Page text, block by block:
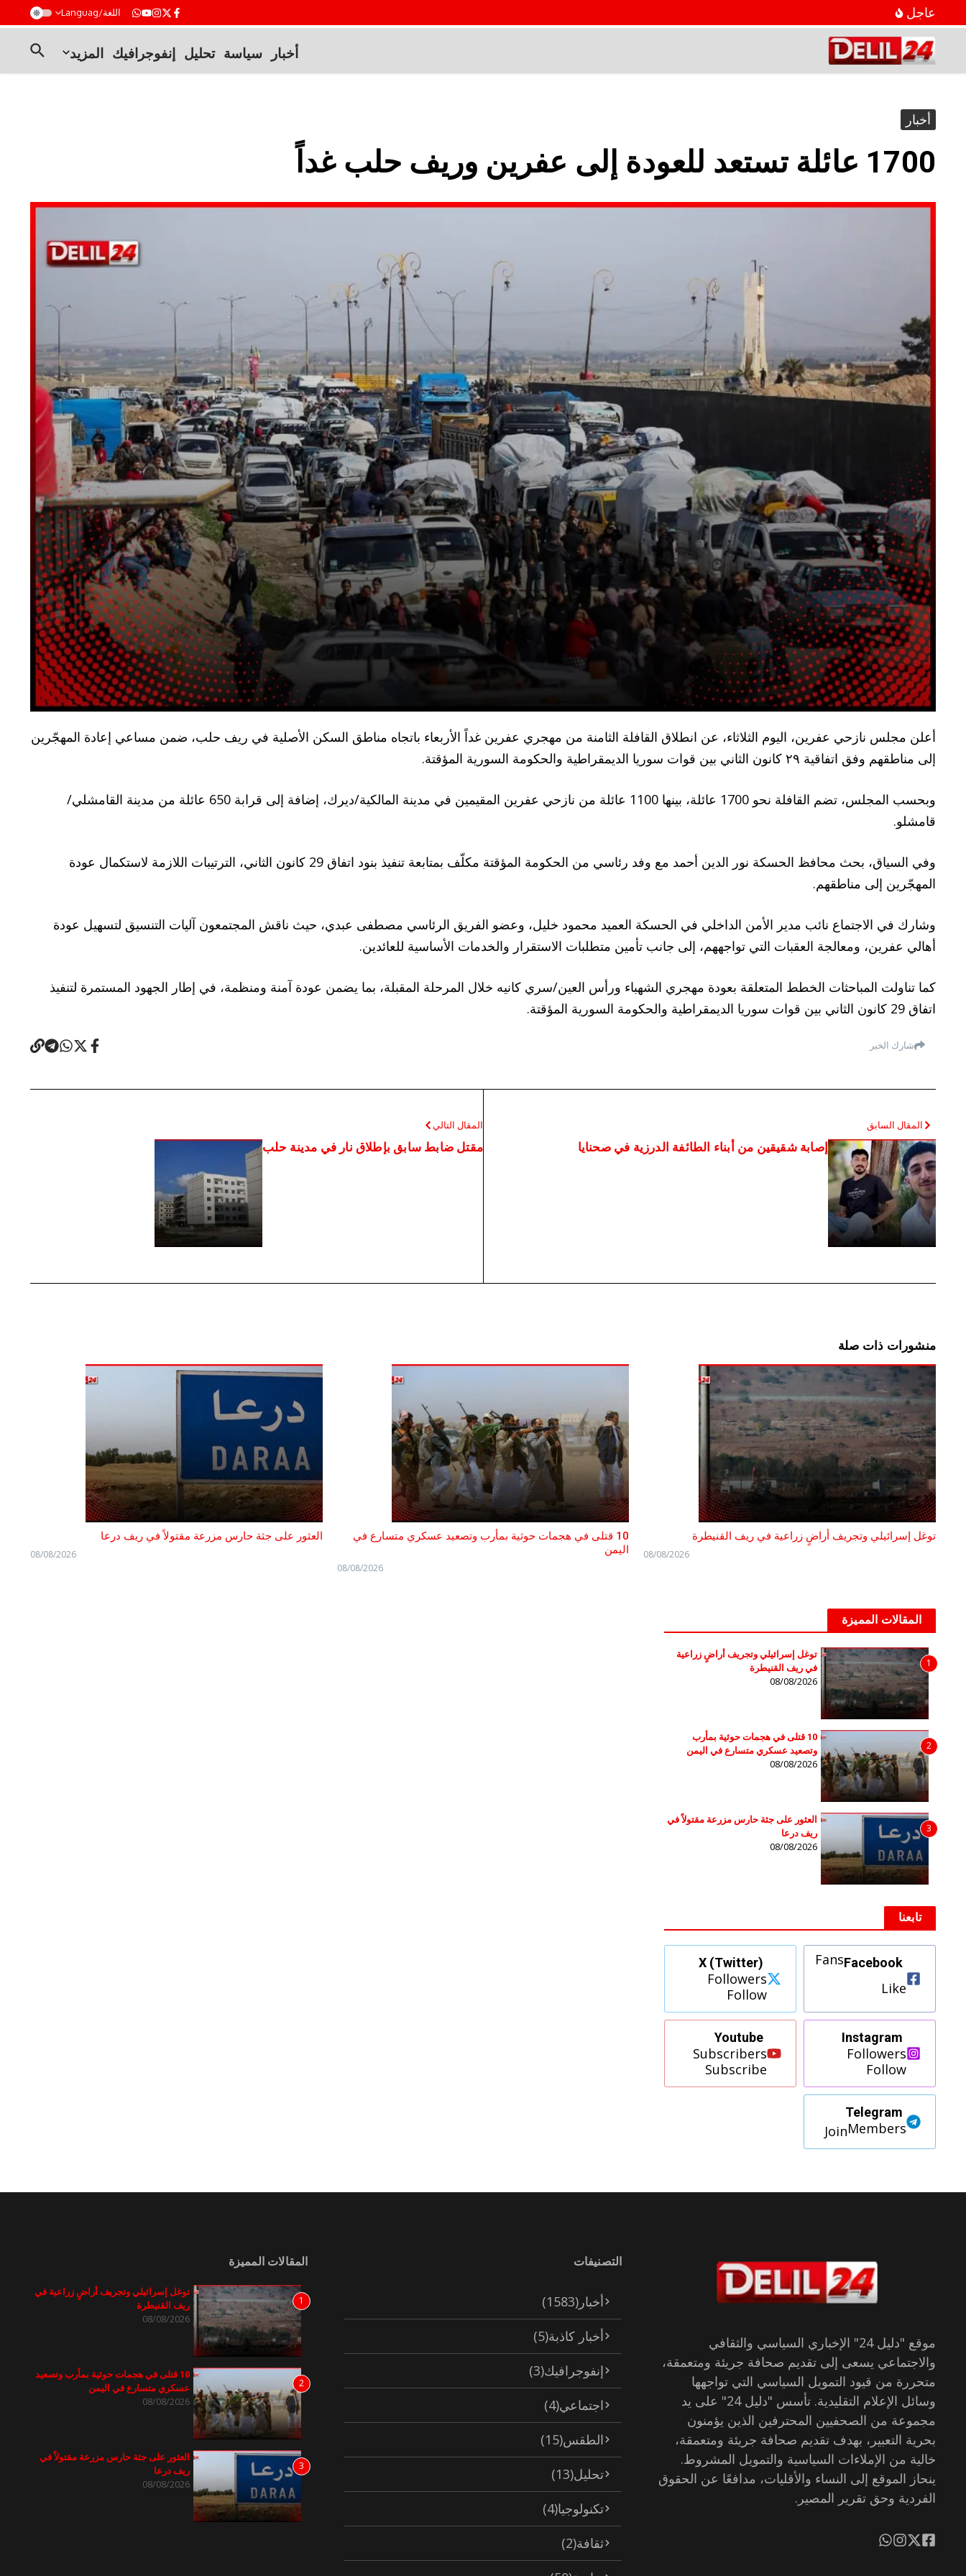
عاجل اللغة/Languag
أخبار سياسة تحليل إنفوجرافيك المزيد
أخبار
1700 عائلة تستعد للعودة إلى عفرين وريف حلب غداً
أعلن مجلس نازحي عفرين، اليوم الثلاثاء، عن انطلاق القافلة الثامنة من مهجري عفرين غداً الأربعاء باتجاه مناطق السكن الأصلية في ريف حلب، ضمن مساعي إعادة المهجّرين
إلى مناطقهم وفق اتفاقية ٢٩ كانون الثاني بين قوات سوريا الديمقراطية والحكومة السورية المؤقتة.
وبحسب المجلس، تضم القافلة نحو 1700 عائلة، بينها 1100 عائلة من نازحي عفرين المقيمين في مدينة المالكية/ديرك، إضافة إلى قرابة 650 عائلة من مدينة القامشلي/
قامشلو.
وفي السياق، بحث محافظ الحسكة نور الدين أحمد مع وفد رئاسي من الحكومة المؤقتة مكلّف بمتابعة تنفيذ بنود اتفاق 29 كانون الثاني، الترتيبات اللازمة لاستكمال عودة
المهجّرين إلى مناطقهم.
وشارك في الاجتماع نائب مدير الأمن الداخلي في الحسكة العميد محمود خليل، وعضو الفريق الرئاسي مصطفى عبدي، حيث ناقش المجتمعون آليات التنسيق لتسهيل عودة
أهالي عفرين، ومعالجة العقبات التي تواجههم، إلى جانب تأمين متطلبات الاستقرار والخدمات الأساسية للعائدين.
كما تناولت المباحثات الخطط المتعلقة بعودة مهجري الشهباء ورأس العين/سري كانيه خلال المرحلة المقبلة، بما يضمن عودة آمنة ومنظمة، في إطار الجهود المستمرة لتنفيذ
اتفاق 29 كانون الثاني بين قوات سوريا الديمقراطية والحكومة السورية المؤقتة.
شارك الخبر
المقال السابق
إصابة شقيقين من أبناء الطائفة الدرزية في صحنايا
المقال التالي
مقتل ضابط سابق بإطلاق نار في مدينة حلب
منشورات ذات صلة
توغل إسرائيلي وتجريف أراضٍ زراعية في ريف القنيطرة
08/08/2026
10 قتلى في هجمات حوثية بمأرب وتصعيد عسكري متسارع في
اليمن
08/08/2026
العثور على جثة حارس مزرعة مقتولاً في ريف درعا
08/08/2026
المقالات المميزة
1
توغل إسرائيلي وتجريف أراضٍ زراعية
في ريف القنيطرة
08/08/2026
2
10 قتلى في هجمات حوثية بمأرب
وتصعيد عسكري متسارع في اليمن
08/08/2026
3
العثور على جثة حارس مزرعة مقتولاً في
ريف درعا
08/08/2026
تابعنا
Facebook
Fans
Like
X (Twitter)
Followers
Follow
Instagram
Followers
Follow
Youtube
Subscribers
Subscribe
Telegram
Members
Join
موقع "دليل 24" الإخباري السياسي والثقافي
والاجتماعي يسعى إلى تقديم صحافة جريئة ومتعمقة،
متحررة من قيود التمويل السياسي التي تواجهها
وسائل الإعلام التقليدية. تأسس "دليل 24" على يد
مجموعة من الصحفيين المحترفين الذين يؤمنون
بحرية التعبير، بهدف تقديم صحافة جريئة ومتعمقة،
خالية من الإملاءات السياسية والتمويل المشروط.
ينحاز الموقع إلى النساء والأقليات، مدافعًا عن الحقوق
الفردية وحق تقرير المصير.
التصنيفات
أخبار (1583)
أخبار كاذبة(5)
إنفوجرافيك(3)
اجتماعي(4)
الطقس(15)
تحليل(13)
تكنولوجيا(4)
ثقافة(2)
المقالات المميزة
1
توغل إسرائيلي وتجريف أراضٍ زراعية في
ريف القنيطرة
08/08/2026
2
10 قتلى في هجمات حوثية بمأرب وتصعيد
عسكري متسارع في اليمن
08/08/2026
3
العثور على جثة حارس مزرعة مقتولاً في
ريف درعا
08/08/2026